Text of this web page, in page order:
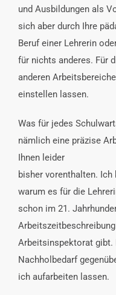
und Ausbildungen als
sich aber durch Ihre
Beruf einer Lehrerin
für nichts anderes. Für
anderen
einstellen lassen.
Was für jedes
nämlich eine präzise
Ihnen leider
bisher vorenthalten.
warum es für die
schon im 21.
Arbeitsinspektorat gibt.
Nachholbedarf
ich aufarbeiten lassen.